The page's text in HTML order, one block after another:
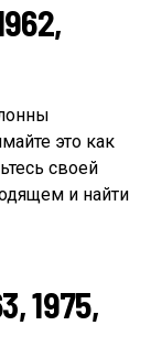
это как
своей
и найти
1975,